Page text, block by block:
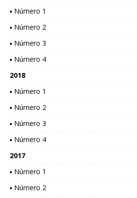
▪ Número 1
▪ Número 2
▪ Número 3
▪ Número 4
2018
▪ Número 1
▪ Número 2
▪ Número 3
▪ Número 4
2017
▪ Número 1
▪ Número 2